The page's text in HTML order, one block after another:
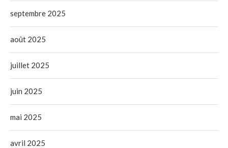
septembre 2025
août 2025
juillet 2025
juin 2025
mai 2025
avril 2025